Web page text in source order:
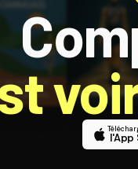
l'App